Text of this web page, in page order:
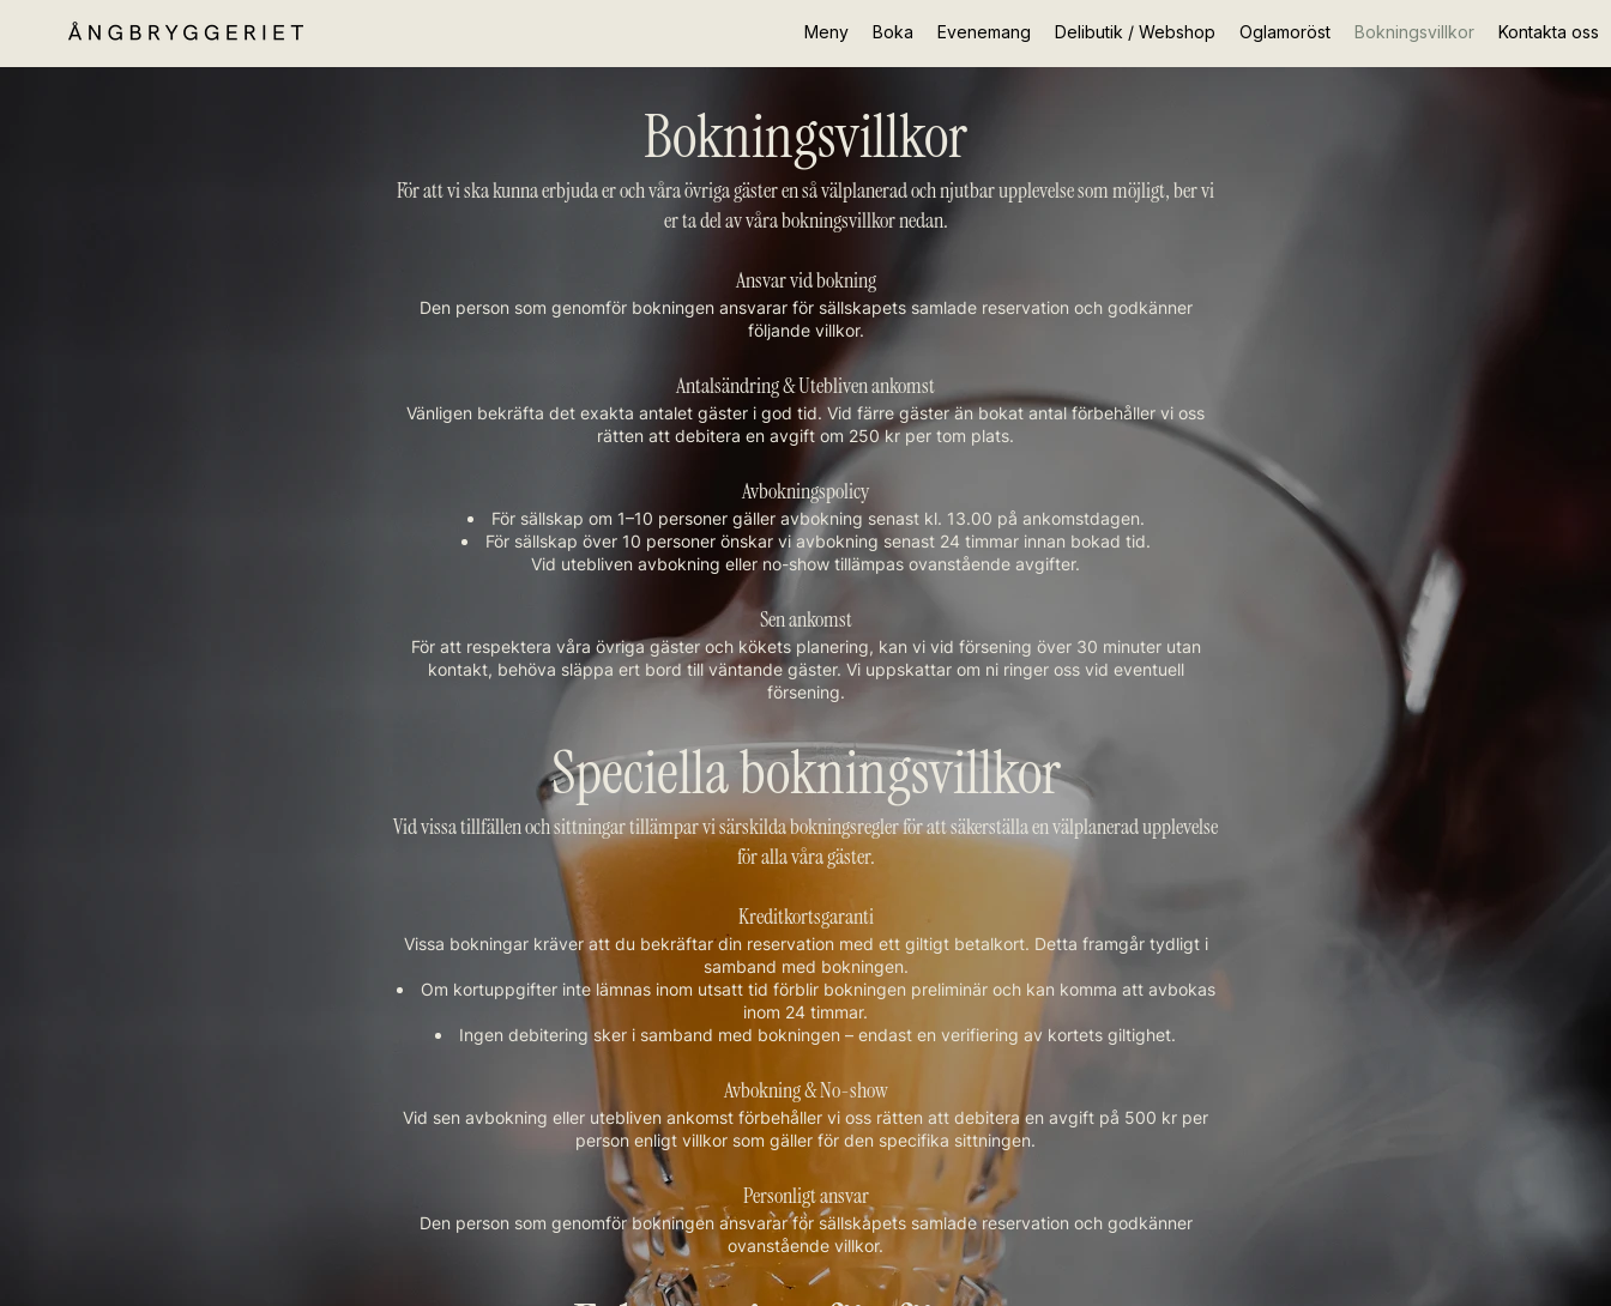
Meny Boka Evenemang Delibutik / Webshop Oglamoröst Bokningsvillkor Kontakta oss
Bokningsvillkor
För att vi ska kunna erbjuda er och våra övriga gäster en så välplanerad och njutbar upplevelse som möjligt, ber vi
er ta del av våra bokningsvillkor nedan.
Ansvar vid bokning
Den person som genomför bokningen ansvarar för sällskapets samlade reservation och godkänner
följande villkor.
Antalsändring & Utebliven ankomst
Vänligen bekräfta det exakta antalet gäster i god tid. Vid färre gäster än bokat antal förbehåller vi oss
rätten att debitera en avgift om 250 kr per tom plats.
Avbokningspolicy
För sällskap om 1–10 personer gäller avbokning senast kl. 13.00 på ankomstdagen.
För sällskap över 10 personer önskar vi avbokning senast 24 timmar innan bokad tid.
Vid utebliven avbokning eller no-show tillämpas ovanstående avgifter.
Sen ankomst
För att respektera våra övriga gäster och kökets planering, kan vi vid försening över 30 minuter utan
kontakt, behöva släppa ert bord till väntande gäster. Vi uppskattar om ni ringer oss vid eventuell
försening.
Speciella bokningsvillkor
Vid vissa tillfällen och sittningar tillämpar vi särskilda bokningsregler för att säkerställa en välplanerad upplevelse
för alla våra gäster.
Kreditkortsgaranti
Vissa bokningar kräver att du bekräftar din reservation med ett giltigt betalkort. Detta framgår tydligt i
samband med bokningen.
Om kortuppgifter inte lämnas inom utsatt tid förblir bokningen preliminär och kan komma att avbokas
inom 24 timmar.
Ingen debitering sker i samband med bokningen – endast en verifiering av kortets giltighet.
Avbokning & No-show
Vid sen avbokning eller utebliven ankomst förbehåller vi oss rätten att debitera en avgift på 500 kr per
person enligt villkor som gäller för den specifika sittningen.
Personligt ansvar
Den person som genomför bokningen ansvarar för sällskapets samlade reservation och godkänner
ovanstående villkor.